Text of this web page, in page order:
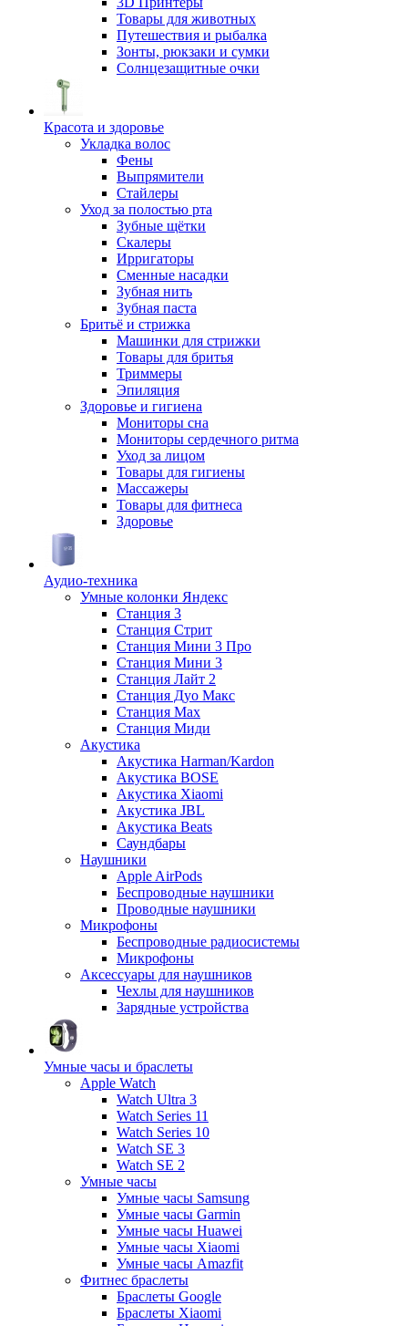
Товары для животных
Путешествия и рыбалка
Зонты, рюкзаки и сумки
Солнцезащитные очки
Красота и здоровье
Укладка волос
Фены
Выпрямители
Стайлеры
Уход за полостью рта
Зубные щётки
Скалеры
Ирригаторы
Сменные насадки
Зубная нить
Зубная паста
Бритьё и стрижка
Машинки для стрижки
Товары для бритья
Триммеры
Эпиляция
Здоровье и гигиена
Мониторы сна
Мониторы сердечного ритма
Уход за лицом
Товары для гигиены
Массажеры
Товары для фитнеса
Здоровье
Аудио-техника
Умные колонки Яндекс
Станция 3
Станция Стрит
Станция Мини 3 Про
Станция Мини 3
Станция Лайт 2
Станция Дуо Макс
Станция Max
Станция Миди
Акустика
Акустика Harman/Kardon
Акустика BOSE
Акустика Xiaomi
Акустика JBL
Акустика Beats
Саундбары
Наушники
Apple AirPods
Беспроводные наушники
Проводные наушники
Микрофоны
Беспроводные радиосистемы
Микрофоны
Аксессуары для наушников
Чехлы для наушников
Зарядные устройства
Умные часы и браслеты
Apple Watch
Watch Ultra 3
Watch Series 11
Watch Series 10
Watch SE 3
Watch SE 2
Умные часы
Умные часы Samsung
Умные часы Garmin
Умные часы Huawei
Умные часы Xiaomi
Умные часы Amazfit
Фитнес браслеты
Браслеты Google
Браслеты Xiaomi